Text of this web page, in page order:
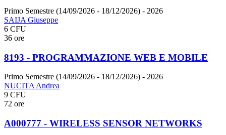
Primo Semestre (14/09/2026 - 18/12/2026) - 2026
SAIJA Giuseppe
6 CFU
36 ore
8193 - PROGRAMMAZIONE WEB E MOBILE
Primo Semestre (14/09/2026 - 18/12/2026) - 2026
NUCITA Andrea
9 CFU
72 ore
A000777 - WIRELESS SENSOR NETWORKS